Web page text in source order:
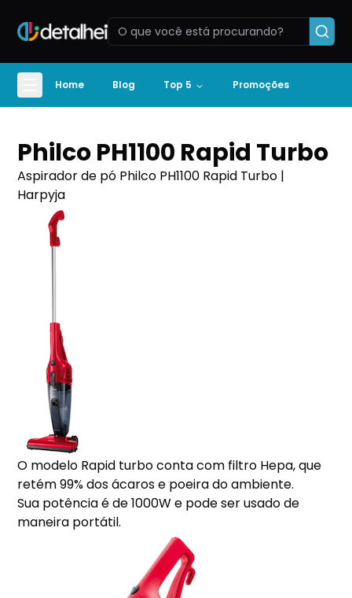
Home Blog Top 5 Promoções
Philco PH1100 Rapid Turbo
Aspirador de pó Philco PH1100 Rapid Turbo |
Harpyja
O modelo Rapid turbo conta com filtro Hepa, que
retém 99% dos ácaros e poeira do ambiente.
Sua potência é de 1000W e pode ser usado de
maneira portátil.